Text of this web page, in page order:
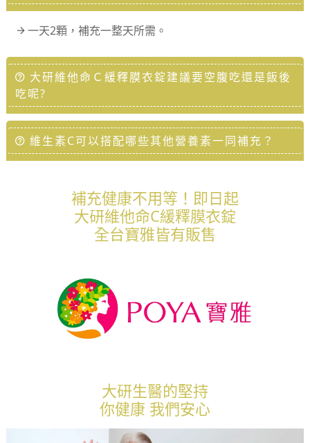
一天2顆，補充一整天所需。
大研維他命Ｃ緩釋膜衣錠建議要空腹吃還是飯後
吃呢?
維生素C可以搭配哪些其他營養素一同補充？
補充健康不用等！即日起
大研維他命C緩釋膜衣錠
全台寶雅皆有販售
大研生醫的堅持
你健康 我們安心